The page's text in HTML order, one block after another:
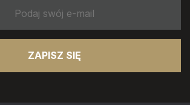
ZAPISZ SIĘ